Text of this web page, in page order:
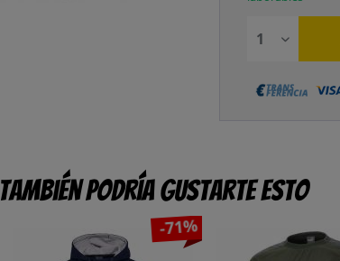
También podría gustarte esto
-71%